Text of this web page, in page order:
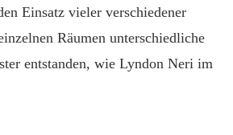
Einsatz vieler verschiedener
Räumen unterschiedliche
entstanden, wie Lyndon Neri im